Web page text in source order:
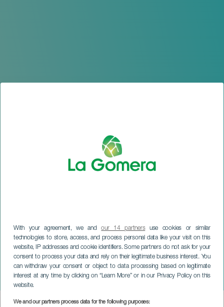
With your agreement, we andour 14 partnersuse cookies or similar
technologies to store, access, and process personal data like your visit on this
website, IP addresses and cookie identifiers. Some partners do not ask for your
consent to process your data and rely on their legitimate business interest. You
can withdraw your consent or object to data processing based on legitimate
interest at any time by clicking on “Learn More” or in our Privacy Policy on this
website.
We and our partners process data for the following purposes:
Exposaldo San Sebastián de
la Gomera
LA GOMERA
Imagen